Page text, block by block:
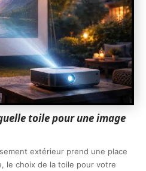
toile pour une image
extérieur prend une place
le choix de la toile pour votre